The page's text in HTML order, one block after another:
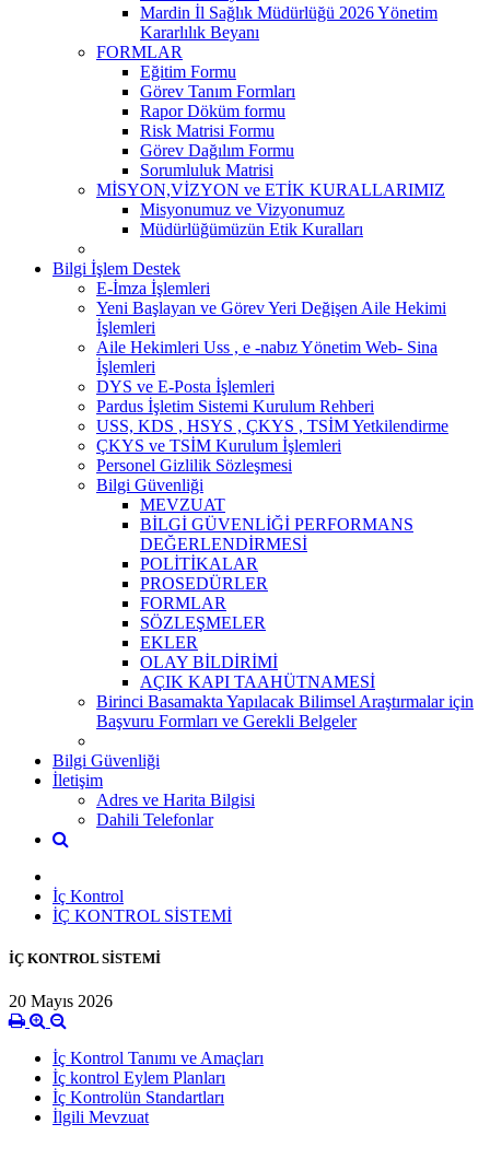
Mardin İl Sağlık Müdürlüğü 2026 Yönetim
Kararlılık Beyanı
FORMLAR
Eğitim Formu
Görev Tanım Formları
Rapor Döküm formu
Risk Matrisi Formu
Görev Dağılım Formu
Sorumluluk Matrisi
MİSYON,VİZYON ve ETİK KURALLARIMIZ
Misyonumuz ve Vizyonumuz
Müdürlüğümüzün Etik Kuralları
Bilgi İşlem Destek
E-İmza İşlemleri
Yeni Başlayan ve Görev Yeri Değişen Aile Hekimi
İşlemleri
Aile Hekimleri Uss , e -nabız Yönetim Web- Sina
İşlemleri
DYS ve E-Posta İşlemleri
Pardus İşletim Sistemi Kurulum Rehberi
USS, KDS , HSYS , ÇKYS , TSİM Yetkilendirme
ÇKYS ve TSİM Kurulum İşlemleri
Personel Gizlilik Sözleşmesi
Bilgi Güvenliği
MEVZUAT
BİLGİ GÜVENLİĞİ PERFORMANS
DEĞERLENDİRMESİ
POLİTİKALAR
PROSEDÜRLER
FORMLAR
SÖZLEŞMELER
EKLER
OLAY BİLDİRİMİ
AÇIK KAPI TAAHÜTNAMESİ
Birinci Basamakta Yapılacak Bilimsel Araştırmalar için
Başvuru Formları ve Gerekli Belgeler
Bilgi Güvenliği
İletişim
Adres ve Harita Bilgisi
Dahili Telefonlar
İç Kontrol
İÇ KONTROL SİSTEMİ
İÇ KONTROL SİSTEMİ
20 Mayıs 2026
İç Kontrol Tanımı ve Amaçları
İç kontrol Eylem Planları
İç Kontrolün Standartları
İlgili Mevzuat